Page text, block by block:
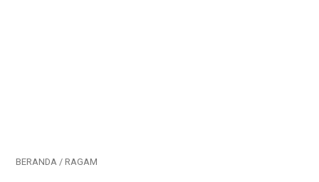
BERANDA / RAGAM